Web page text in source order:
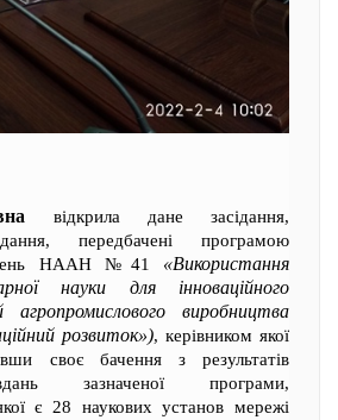
відкрила дане засідання,
передбачені програмою
НААН №41 «Використання
науки для інноваційного
агропромислового виробництва
розвиток»), керівником якої
своє бачення з результатів
зазначеної програми,
є 28 наукових установ мережі